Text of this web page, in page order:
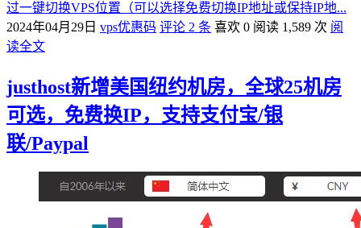
过一键切换VPS位置（可以选择免费切换IP地址或保持IP地...
2024年04月29日 vps优惠码 评论 2 条 喜欢 0 阅读 1,589 次 阅
读全文
justhost新增美国纽约机房，全球25机房
可选，免费换IP，支持支付宝/银
联/Paypal